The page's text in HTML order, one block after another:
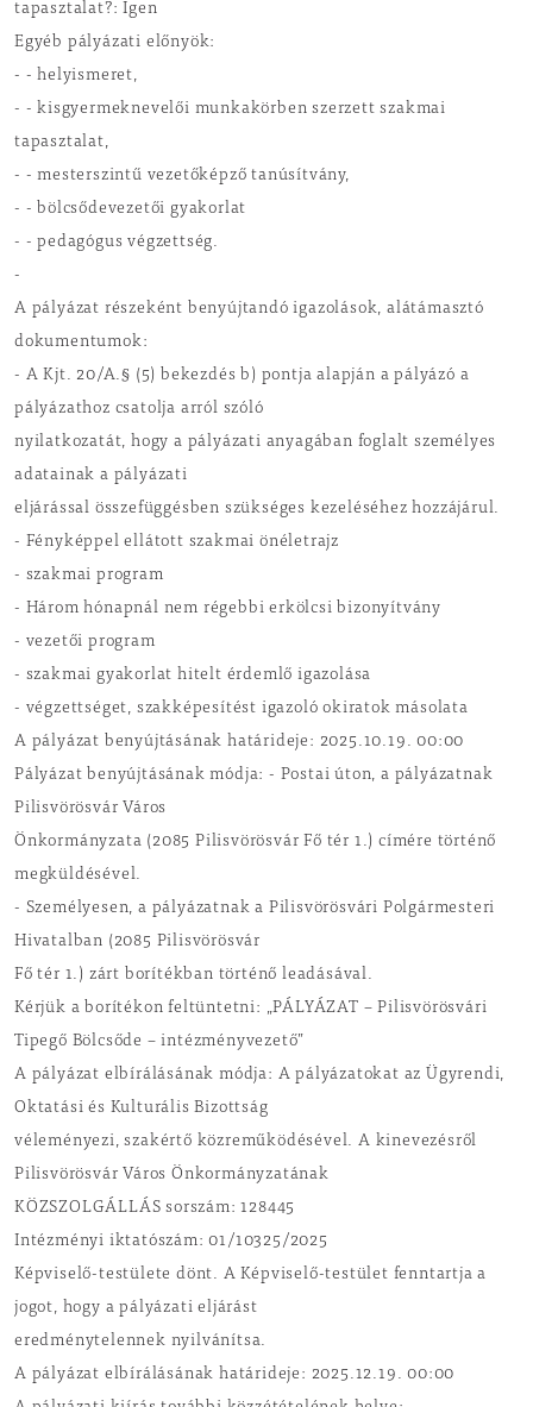
tapasztalat?: Igen
Egyéb pályázati előnyök:
- - helyismeret,
- - kisgyermeknevelői munkakörben szerzett szakmai
tapasztalat,
- - mesterszintű vezetőképző tanúsítvány,
- - bölcsődevezetői gyakorlat
- - pedagógus végzettség.
-
A pályázat részeként benyújtandó igazolások, alátámasztó
dokumentumok:
- A Kjt. 20/A.§ (5) bekezdés b) pontja alapján a pályázó a
pályázathoz csatolja arról szóló
nyilatkozatát, hogy a pályázati anyagában foglalt személyes
adatainak a pályázati
eljárással összefüggésben szükséges kezeléséhez hozzájárul.
- Fényképpel ellátott szakmai önéletrajz
- szakmai program
- Három hónapnál nem régebbi erkölcsi bizonyítvány
- vezetői program
- szakmai gyakorlat hitelt érdemlő igazolása
- végzettséget, szakképesítést igazoló okiratok másolata
A pályázat benyújtásának határideje: 2025.10.19. 00:00
Pályázat benyújtásának módja: - Postai úton, a pályázatnak
Pilisvörösvár Város
Önkormányzata (2085 Pilisvörösvár Fő tér 1.) címére történő
megküldésével.
- Személyesen, a pályázatnak a Pilisvörösvári Polgármesteri
Hivatalban (2085 Pilisvörösvár
Fő tér 1.) zárt borítékban történő leadásával.
Kérjük a borítékon feltüntetni: „PÁLYÁZAT – Pilisvörösvári
Tipegő Bölcsőde – intézményvezető”
A pályázat elbírálásának módja: A pályázatokat az Ügyrendi,
Oktatási és Kulturális Bizottság
véleményezi, szakértő közreműködésével. A kinevezésről
Pilisvörösvár Város Önkormányzatának
KÖZSZOLGÁLLÁS sorszám: 128445
Intézményi iktatószám: 01/10325/2025
Képviselő-testülete dönt. A Képviselő-testület fenntartja a
jogot, hogy a pályázati eljárást
eredménytelennek nyilvánítsa.
A pályázat elbírálásának határideje: 2025.12.19. 00:00